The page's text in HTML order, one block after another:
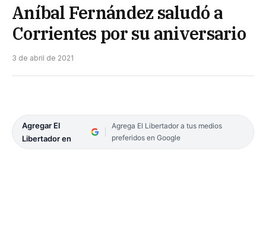
Aníbal Fernández saludó a
Corrientes por su aniversario
3 de abril de 2021
Agregar El
Libertador en
Agrega El Libertador a tus medios
preferidos en Google